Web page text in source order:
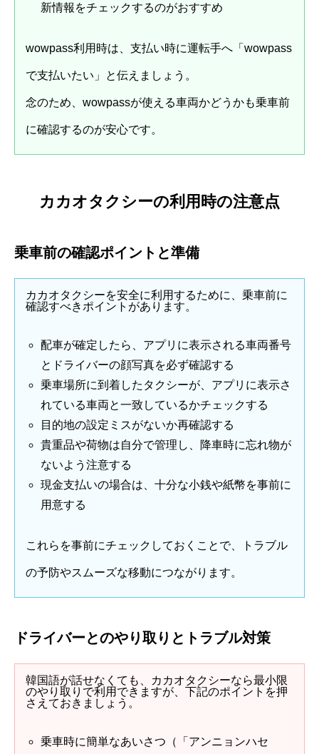
新情報をチェックするのがおすすめ
wowpass利用時は、支払い時に運転手へ「wowpass
で支払いたい」と伝えましょう。
念のため、wowpassが使える車両かどうかも乗車前
に確認するのが安心です。
カカオタクシーの利用時の注意点
乗車前の確認ポイントと準備
カカオタクシーを安全に利用するために、乗車前に
確認すべきポイントがあります。
配車が確定したら、アプリに表示される車両番号
とドライバーの顔写真を必ず確認する
乗車場所に到着したタクシーが、アプリに表示さ
れている車両と一致しているかチェックする
目的地の設定ミスがないか再確認する
貴重品や荷物は自分で管理し、降車時に忘れ物が
ないよう注意する
現金支払いの場合は、十分な小銭や紙幣を事前に
用意する
これらを事前にチェックしておくことで、トラブル
の予防やスムーズな移動につながります。
ドライバーとのやり取りとトラブル対策
韓国語が話せなくても、カカオタクシーなら最小限
のやり取りで利用できますが、下記のポイントを押
さえておきましょう。
乗車時に簡単なあいさつ（「アンニョンハセ